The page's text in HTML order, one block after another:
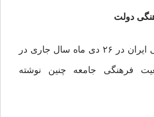
دولت
روزنامه‌ دولتی ایران در ۲۶ دی ماه سال جاری در
فرهنگی جامعه چنین نوشته